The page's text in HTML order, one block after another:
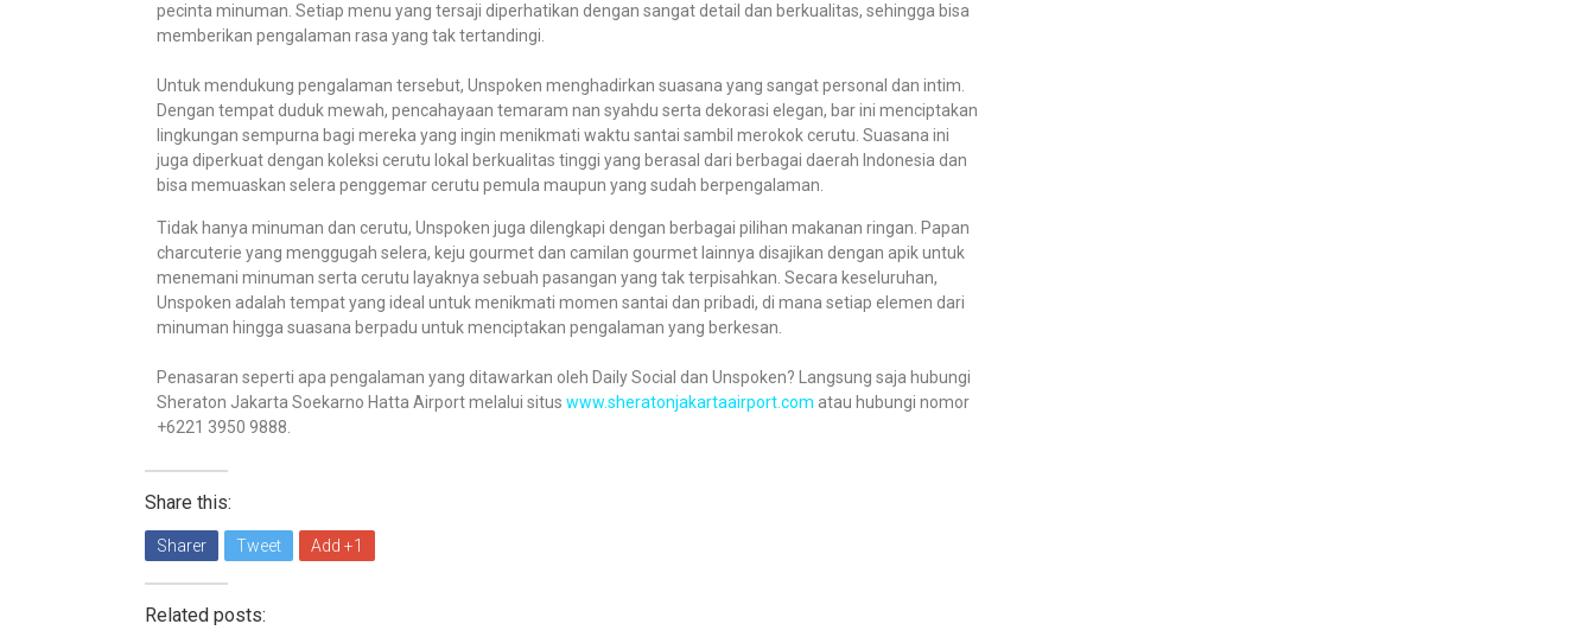
pecinta minuman. Setiap menu yang tersaji diperhatikan dengan sangat detail dan berkualitas, sehingga bisa
memberikan pengalaman rasa yang tak tertandingi.
Untuk mendukung pengalaman tersebut, Unspoken menghadirkan suasana yang sangat personal dan intim.
Dengan tempat duduk mewah, pencahayaan temaram nan syahdu serta dekorasi elegan, bar ini menciptakan
lingkungan sempurna bagi mereka yang ingin menikmati waktu santai sambil merokok cerutu. Suasana ini
juga diperkuat dengan koleksi cerutu lokal berkualitas tinggi yang berasal dari berbagai daerah Indonesia dan
bisa memuaskan selera penggemar cerutu pemula maupun yang sudah berpengalaman.
Tidak hanya minuman dan cerutu, Unspoken juga dilengkapi dengan berbagai pilihan makanan ringan. Papan
charcuterie yang menggugah selera, keju gourmet dan camilan gourmet lainnya disajikan dengan apik untuk
menemani minuman serta cerutu layaknya sebuah pasangan yang tak terpisahkan. Secara keseluruhan,
Unspoken adalah tempat yang ideal untuk menikmati momen santai dan pribadi, di mana setiap elemen dari
minuman hingga suasana berpadu untuk menciptakan pengalaman yang berkesan.
Penasaran seperti apa pengalaman yang ditawarkan oleh Daily Social dan Unspoken? Langsung saja hubungi
Sheraton Jakarta Soekarno Hatta Airport melalui situs www.sheratonjakartaairport.com atau hubungi nomor
+6221 3950 9888.
Share this:
Sharer Tweet Add +1
Related posts: